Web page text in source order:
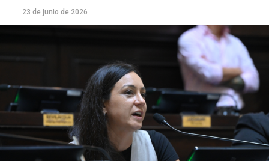
23 de junio de 2026